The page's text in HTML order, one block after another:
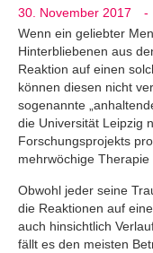
30. November 2017 -
Wenn ein geliebter
Hinterbliebenen aus
Reaktion auf einen
können diesen nicht
sogenannte
die Universität Leipzig
Forschungsprojekts
mehrwöchige Therapie
Obwohl jeder seine
die Reaktionen auf
auch hinsichtlich
fällt es den meisten